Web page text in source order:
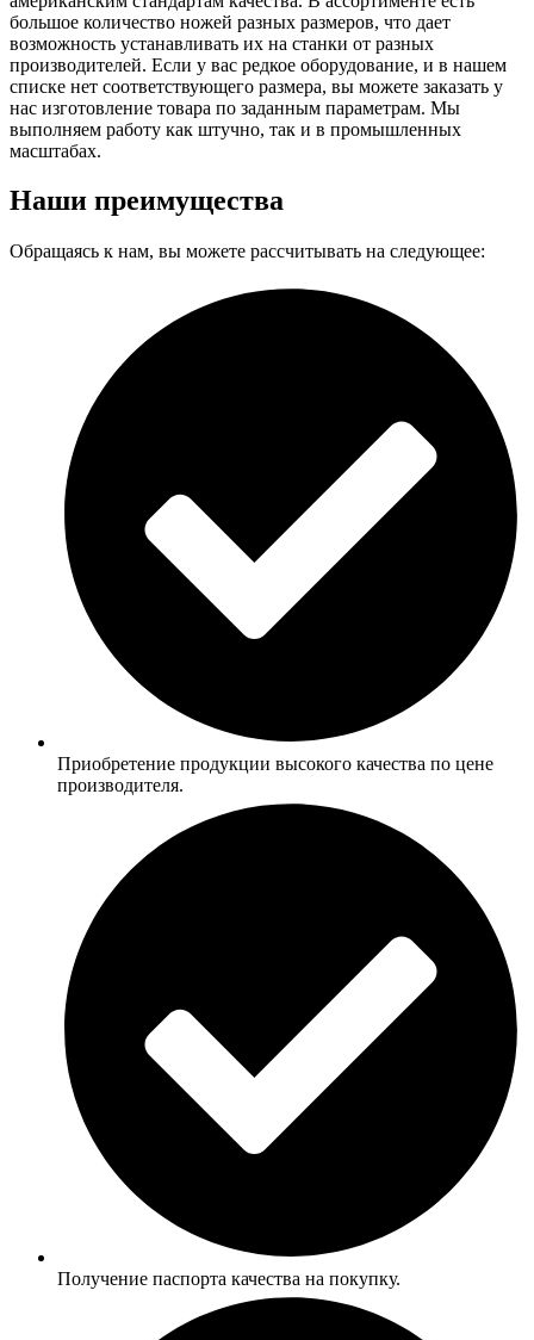
большое количество ножей разных размеров, что дает
возможность устанавливать их на станки от разных
производителей. Если у вас редкое оборудование, и в нашем
списке нет соответствующего размера, вы можете заказать у
нас изготовление товара по заданным параметрам. Мы
выполняем работу как штучно, так и в промышленных
масштабах.
Наши преимущества
Обращаясь к нам, вы можете рассчитывать на следующее:
Приобретение продукции высокого качества по цене
производителя.
Получение паспорта качества на покупку.